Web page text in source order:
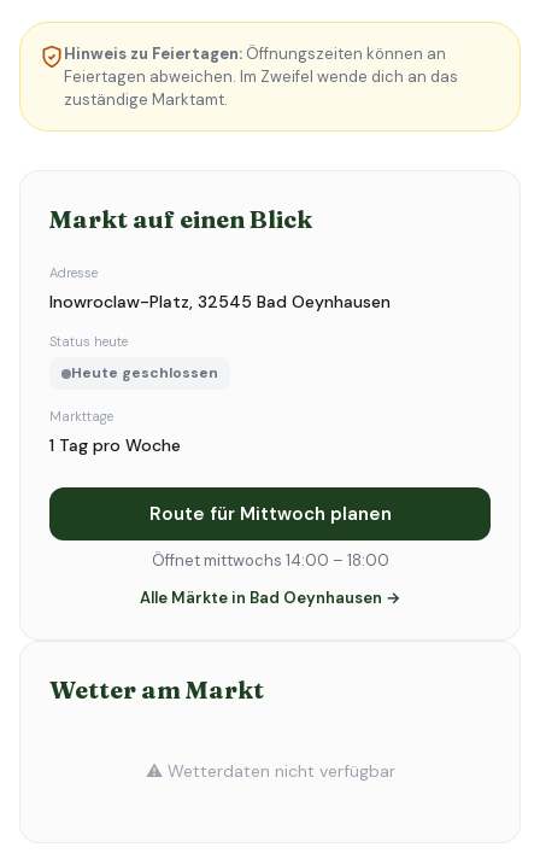
Hinweis zu Feiertagen: Öffnungszeiten können an
Feiertagen abweichen. Im Zweifel wende dich an das
zuständige Marktamt.
Markt auf einen Blick
Adresse
Inowroclaw-Platz, 32545 Bad Oeynhausen
Status heute
Heute geschlossen
Markttage
1 Tag pro Woche
Route für Mittwoch planen
Öffnet mittwochs 14:00 – 18:00
Alle Märkte in Bad Oeynhausen →
Wetter am Markt
⚠️ Wetterdaten nicht verfügbar